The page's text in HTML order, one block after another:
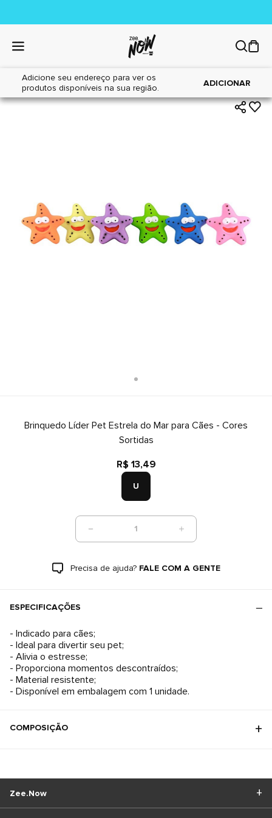
Adicione seu endereço para ver os
produtos disponíveis na sua região.
ADICIONAR
Home|Cães|Brinquedos
Brinquedo Líder Pet Estrela do Mar para Cães - Cores
Sortidas
R$ 13,49
U
1
Precisa de ajuda? FALE COM A GENTE
ESPECIFICAÇÕES
- Indicado para cães;
- Ideal para divertir seu pet;
- Alivia o estresse;
- Proporciona momentos descontraídos;
- Material resistente;
- Disponível em embalagem com 1 unidade.
COMPOSIÇÃO
Zee.Now